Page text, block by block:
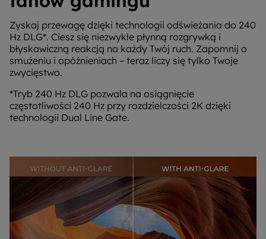
Zyskaj przewagę dzięki technologii odświeżania do 240
Hz DLG*. Ciesz się niezwykle płynną rozgrywką i
błyskawiczną reakcją na każdy Twój ruch. Zapomnij o
smużeniu i opóźnieniach – teraz liczy się tylko Twoje
zwycięstwo.
*Tryb 240 Hz DLG pozwala na osiągnięcie
częstotliwości 240 Hz przy rozdzielczości 2K dzięki
technologii Dual Line Gate.